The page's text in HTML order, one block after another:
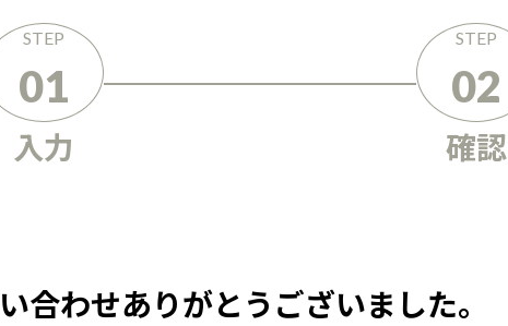
STEP
01
入力
STEP
02
確認
合わせありがとうございました。